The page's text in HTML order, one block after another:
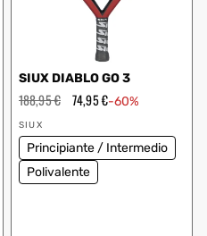
SIUX DIABLO GO 3
Prezzo
regolare
188,95 € Prezzo
scontato
74,95 €-60%
Fornitore:
SIUX
Principiante / Intermedio
Polivalente